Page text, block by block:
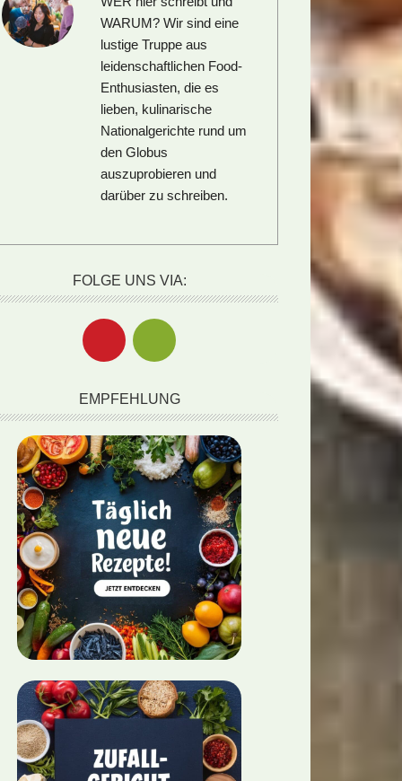
WARUM?Wir sind eine
lustige Truppe aus
leidenschaftlichen Food-
Enthusiasten, die es
lieben, kulinarische
Nationalgerichte rund um
den Globus
auszuprobieren und
darüber zu schreiben.
FOLGE UNS VIA:
EMPFEHLUNG